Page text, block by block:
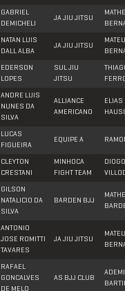
GABRIEL
DEMICHELI
JA JIU JITSU
NATAN LUIS
DALL ALBA
JA JIU JITSU
EDERSON
LOPES
SUL JIU
JITSU
ANDRE LUIS
NUNES DA
SILVA
ALLIANCE
AMERICANO
ELIAS
LUCAS
FIGUEIRA
EQUIPE A
CLEYTON
CRESTANI
MINHOCA
FIGHT TEAM
DIOGO
GILSON
NATALICIO DA
SILVA
BARDEN BJJ
ANTONIO
JOSE ROMITTI
TAVARES
JA JIU JITSU
RAFAEL
GONCALVES
DE MELO
AS BJJ CLUB